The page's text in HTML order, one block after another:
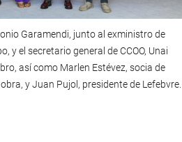
Garamendi, junto al exministro de
y el secretario general de CCOO, Unai
así como Marlen Estévez, socia de
y Juan Pujol, presidente de Lefebvre.